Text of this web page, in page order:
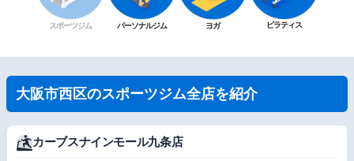
スポーツジム パーソナルジム ヨガ ピラティス
大阪市西区のスポーツジム全店を紹介
カーブスナインモール九条店